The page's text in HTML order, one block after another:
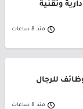
وتقنية
منذ 8 ساعات
للرجال
منذ 8 ساعات